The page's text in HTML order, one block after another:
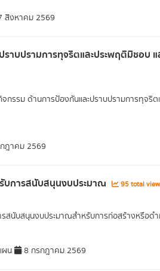
สิงหาคม 2569
าบปรามการทุจริตและประพฤติมิชอบ แ
จกรรม ด้านการป้องกันและปราบปรามการทุจ
ฎาคม 2569
บการสนับสนุนงบประมาณ 95 total
นับสนุนงบประมาณสำหรับการก่อสร้างหรือดำ
ผน 8 กรกฎาคม 2569